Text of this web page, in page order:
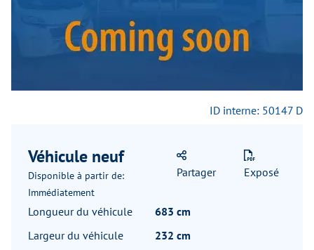
ID interne: 50147 D
Véhicule neuf
Disponible à partir de:
Immédiatement
Partager Exposé
Longueur du véhicule
683 cm
Largeur du véhicule
232 cm